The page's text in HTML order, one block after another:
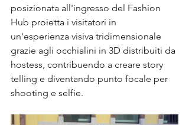
posizionata all'ingresso del Fashion
Hub proietta i visitatori in
un'esperienza visiva tridimensionale
grazie agli occhialini in 3D distribuiti da
hostess, contribuendo a creare story
telling e diventando punto focale per
shooting e selfie.